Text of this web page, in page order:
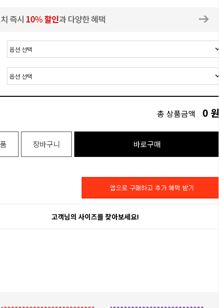
총 상품금액 0 원
장바구니 바로구매
고객님의 사이즈를 찾아보세요!